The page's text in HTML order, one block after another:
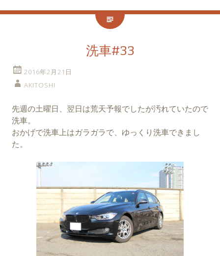
洗車#33
2016年2月21日
AKITOSHI
先週の土曜日、翌日は荒天予報でしたが汚れていたので
洗車。
おかげで洗車上はガラガラで、ゆっくり洗車できまし
た。